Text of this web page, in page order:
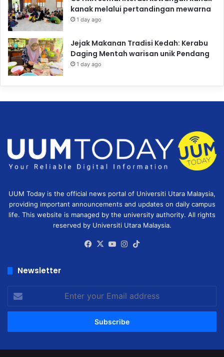
kanak melalui pertandingan mewarna
1 day ago
Jejak Makanan Tradisi Kedah: Kerabu
Daging Mentah warisan unik Pendang
1 day ago
UUM Today is the official news portal of Universiti Utara Malaysia,
providing important announcements and updates on daily campus
life. This website is managed by the university authority. All rights
reserved by Universiti Utara Malaysia.
Facebook
X YouTubeInstagram
Newsletter
Enter
your
Email